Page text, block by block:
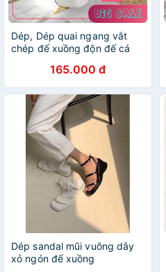
Dép, Dép quai ngang vắt
chép đế xuồng độn đế cá
đi chơi và làm quý phái,
Giay, Jery, Store
165.000 đ
Dép sandal mũi vuông dây
xỏ ngón đế xuồng